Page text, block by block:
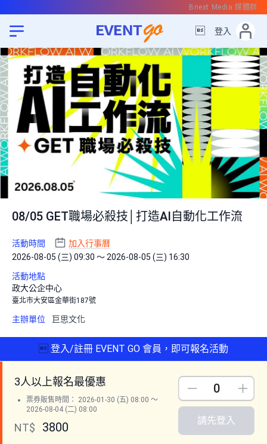
Bnext Media 媒體群
 登入
08/05 GET職場必殺技│打造AI自動化工作流
活動時間
加入行事曆
2026-08-05 (三) 09:30 ～ 2026-08-05 (三) 16:30
活動地點
政大公企中心
臺北市大安區金華街187號
主辦單位 巨思文化
 登入/註冊 EVENT GO 會員，即可報名活動
3人以上報名最優惠
票券販售時間： 2026-01-30 (五) 08:00 ～
2026-08-04 (二) 08:00
NT$ 3800
Down
請先登入